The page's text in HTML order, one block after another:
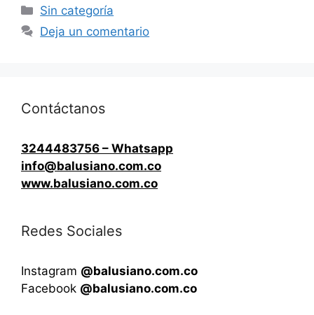
Categorías
Sin categoría
Deja un comentario
Contáctanos
3244483756 – Whatsapp
info@balusiano.com.co
www.balusiano.com.co
Redes Sociales
Instagram @balusiano.com.co
Facebook @balusiano.com.co